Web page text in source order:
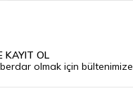
KAYIT OL
olmak için bültenimize